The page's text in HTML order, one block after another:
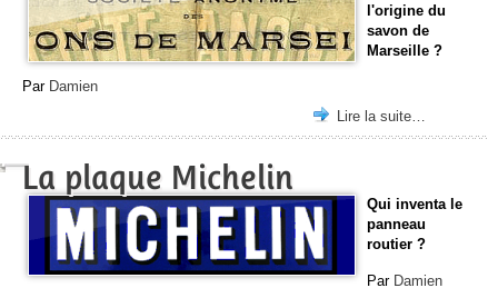
l'origine du
savon de
Marseille ?
Par Damien
Lire la suite…
La plaque Michelin
Qui inventa le
panneau
routier ?
Par Damien